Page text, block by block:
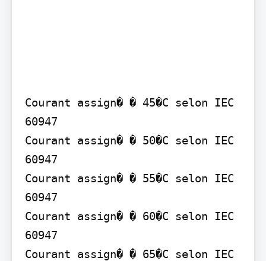
Courant assign� � 45�C selon IEC
60947
Courant assign� � 50�C selon IEC
60947
Courant assign� � 55�C selon IEC
60947
Courant assign� � 60�C selon IEC
60947
Courant assign� � 65�C selon IEC